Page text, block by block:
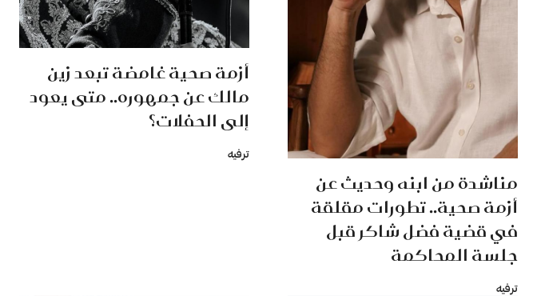
مناشدة من ابنه وحديث عن
أزمة صحية.. تطورات مقلقة
في قضية فضل شاكر قبل
جلسة المحاكمة
ترفيه
أزمة صحية غامضة تبعد زين
مالك عن جمهوره.. متى يعود
إلى الحفلات؟
ترفيه